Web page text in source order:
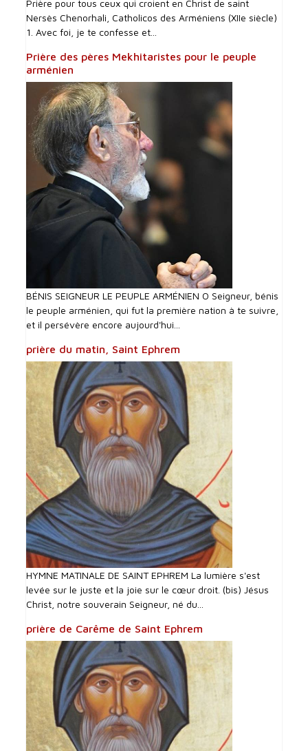
Prière pour tous ceux qui croient en Christ de saint
Nersès Chenorhali, Catholicos des Arméniens (XIIe siècle)
1. Avec foi, je te confesse et...
Prière des pères Mekhitaristes pour le peuple
arménien
BÉNIS SEIGNEUR LE PEUPLE ARMÉNIEN O Seigneur, bénis
le peuple arménien, qui fut la première nation à te suivre,
et il persévère encore aujourd'hui...
prière du matin, Saint Ephrem
HYMNE MATINALE DE SAINT EPHREM La lumière s'est
levée sur le juste et la joie sur le cœur droit. (bis) Jésus
Christ, notre souverain Seigneur, né du...
prière de Carême de Saint Ephrem